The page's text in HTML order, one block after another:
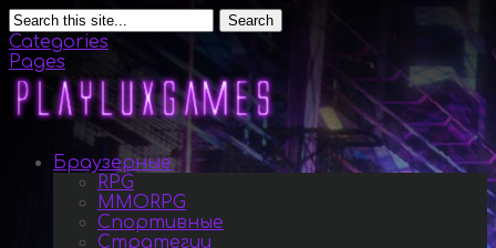
Search
Categories
Pages
Браузерные
RPG
MMORPG
Спортивные
Стратегии